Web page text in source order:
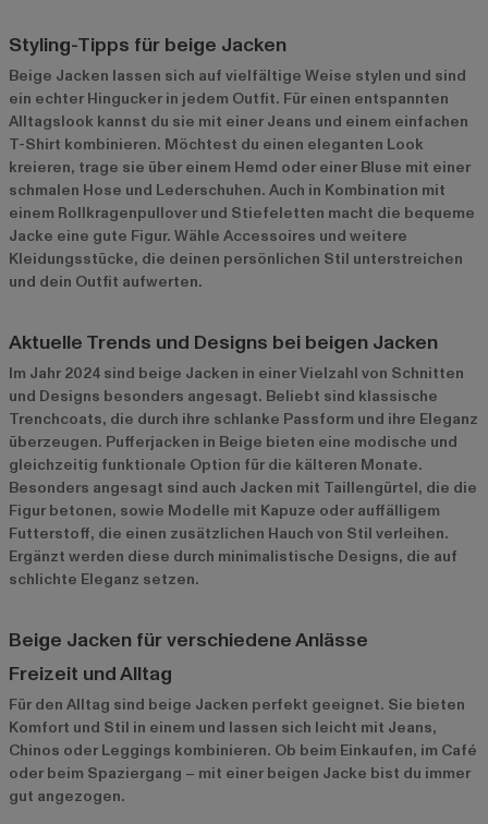
Styling-Tipps für beige Jacken
Beige Jacken lassen sich auf vielfältige Weise stylen und sind
ein echter Hingucker in jedem Outfit. Für einen entspannten
Alltagslook kannst du sie mit einer Jeans und einem einfachen
T-Shirt kombinieren. Möchtest du einen eleganten Look
kreieren, trage sie über einem Hemd oder einer Bluse mit einer
schmalen Hose und Lederschuhen. Auch in Kombination mit
einem Rollkragenpullover und Stiefeletten macht die bequeme
Jacke eine gute Figur. Wähle Accessoires und weitere
Kleidungsstücke, die deinen persönlichen Stil unterstreichen
und dein Outfit aufwerten.
Aktuelle Trends und Designs bei beigen Jacken
Im Jahr 2024 sind beige Jacken in einer Vielzahl von Schnitten
und Designs besonders angesagt. Beliebt sind klassische
Trenchcoats, die durch ihre schlanke Passform und ihre Eleganz
überzeugen. Pufferjacken in Beige bieten eine modische und
gleichzeitig funktionale Option für die kälteren Monate.
Besonders angesagt sind auch Jacken mit Taillengürtel, die die
Figur betonen, sowie Modelle mit Kapuze oder auffälligem
Futterstoff, die einen zusätzlichen Hauch von Stil verleihen.
Ergänzt werden diese durch minimalistische Designs, die auf
schlichte Eleganz setzen.
Beige Jacken für verschiedene Anlässe
Freizeit und Alltag
Für den Alltag sind beige Jacken perfekt geeignet. Sie bieten
Komfort und Stil in einem und lassen sich leicht mit Jeans,
Chinos oder Leggings kombinieren. Ob beim Einkaufen, im Café
oder beim Spaziergang – mit einer beigen Jacke bist du immer
gut angezogen.